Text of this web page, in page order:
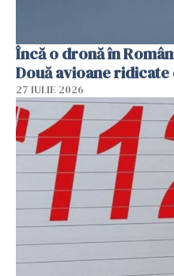
Încă o dronă în
Două avioane ridicate
27 IULIE 2026